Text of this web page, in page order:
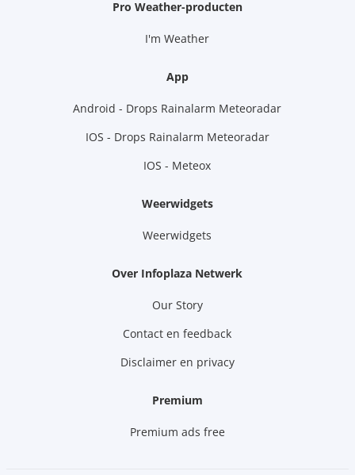
Pro Weather-producten
I'm Weather
App
Android - Drops Rainalarm Meteoradar
IOS - Drops Rainalarm Meteoradar
IOS - Meteox
Weerwidgets
Weerwidgets
Over Infoplaza Netwerk
Our Story
Contact en feedback
Disclaimer en privacy
Premium
Premium ads free